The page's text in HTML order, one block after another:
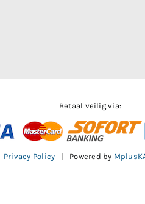
Betaal veilig via:
Privacy Policy | Powered by